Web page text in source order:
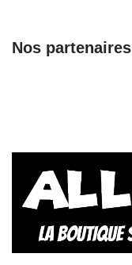
Nos partenaires